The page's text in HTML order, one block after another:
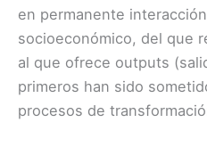
en permanente
socioeconómico, del que
al que ofrece outputs
primeros han sido
procesos de